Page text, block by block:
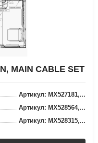
MAIN CABLE SET
Артикул: MX527181,...
Артикул: MX528564,...
Артикул: MX528315,...